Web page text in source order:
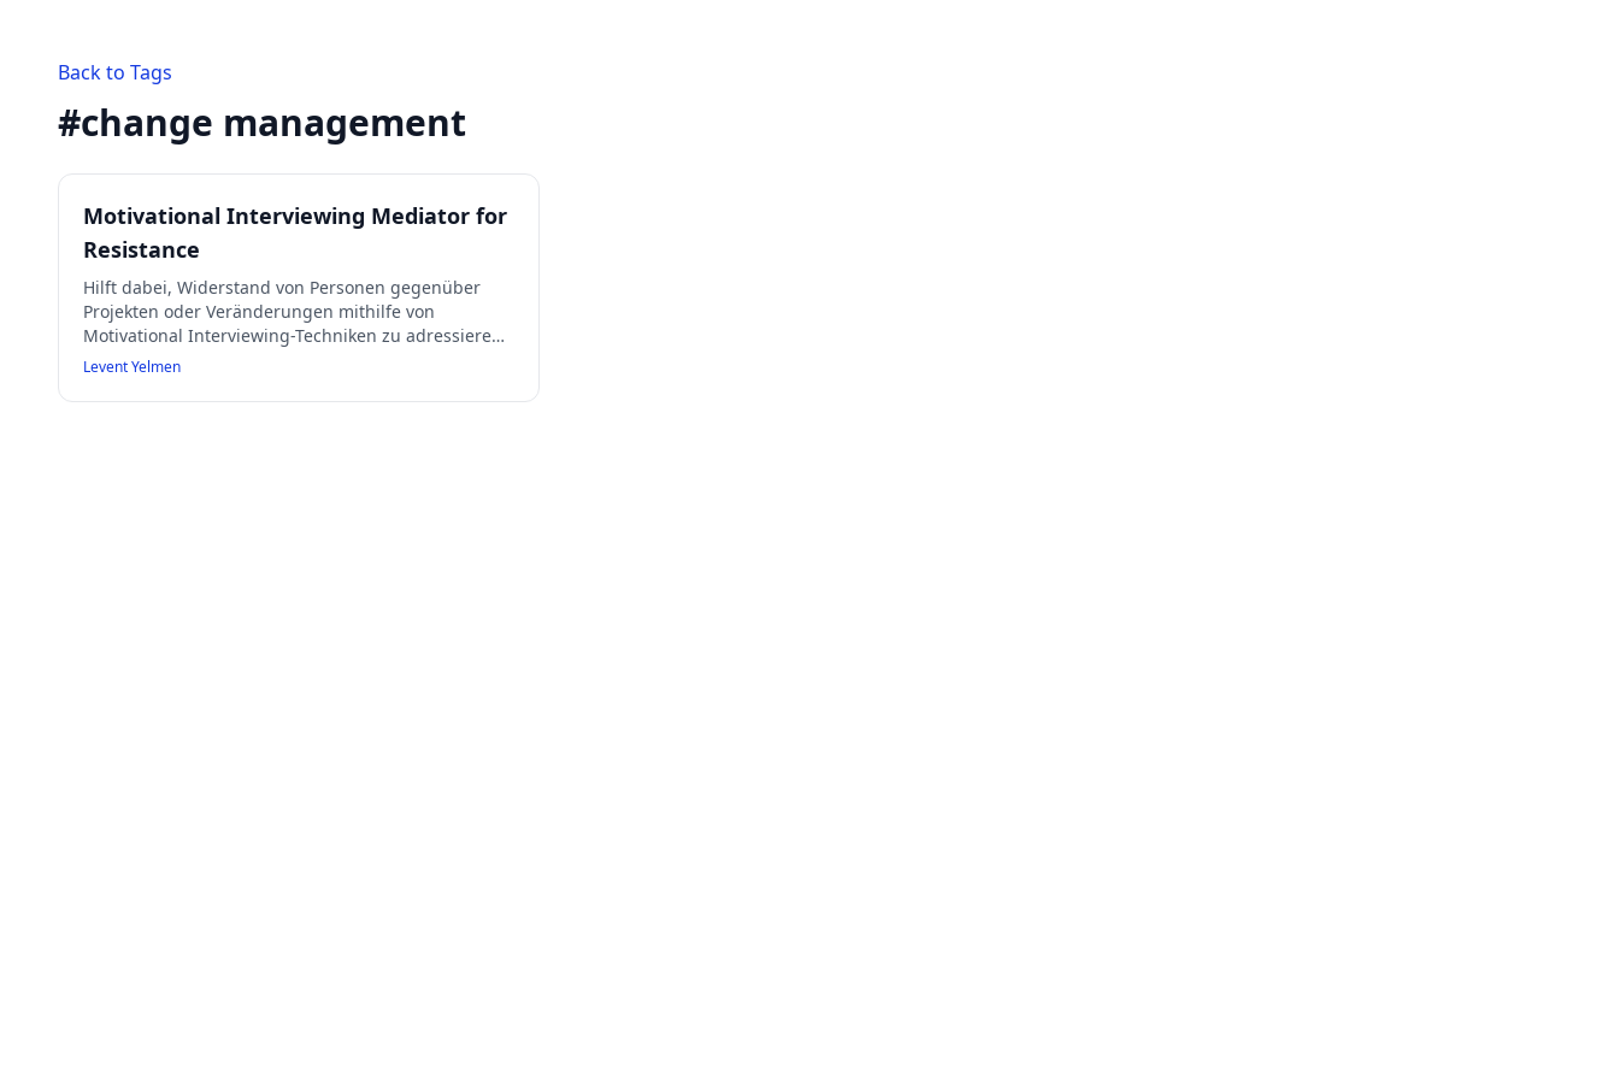
Back to Tags
#change management
Motivational Interviewing Mediator for
Resistance
Hilft dabei, Widerstand von Personen gegenüber
Projekten oder Veränderungen mithilfe von
Motivational Interviewing-Techniken zu adressieren.
Der Prompt fordert zunächst Kontextinformationen
Aussagen und Vorschläge zur Überwindung von
Levent Yelmen